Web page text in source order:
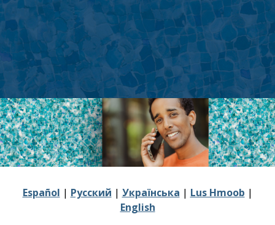
Español | Pусский | Українська | Lus Hmoob |
English